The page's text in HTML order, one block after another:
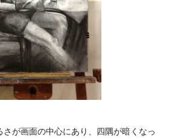
が画面の中心にあり、四隅が暗くなっ